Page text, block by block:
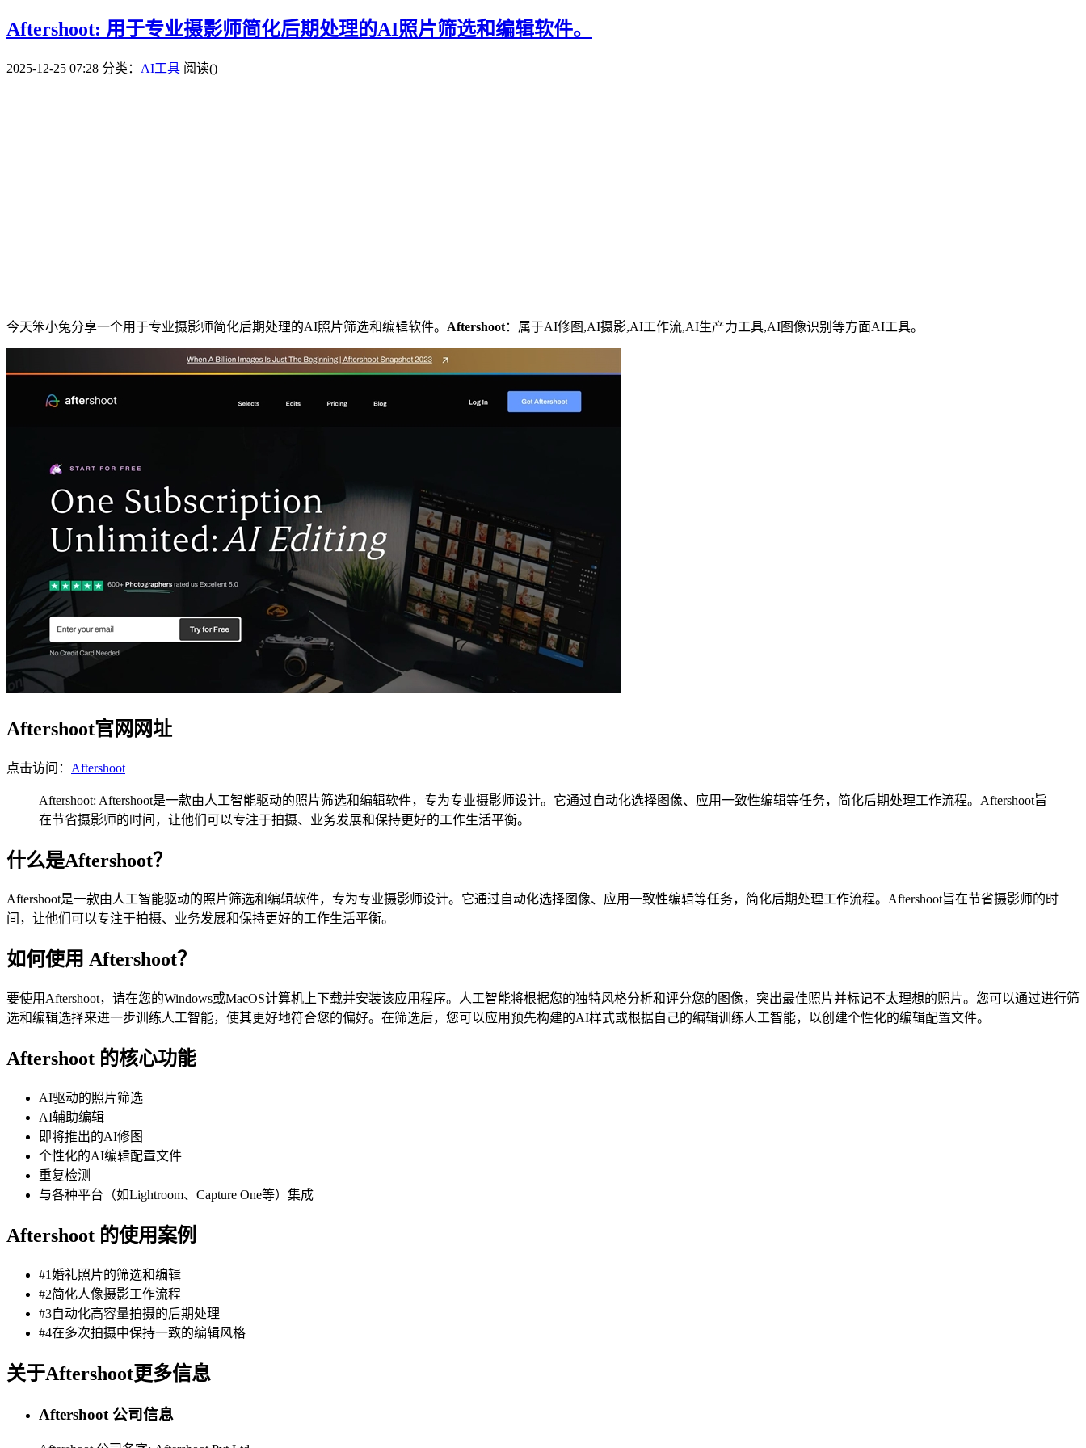
Aftershoot: 用于专业摄影师简化后期处理的AI照片筛选和编辑软件。
2025-12-25 07:28 分类： AI工具 阅读()
今天笨小兔分享一个用于专业摄影师简化后期处理的AI照片筛选和编辑软件。 Aftershoot：属于AI修图,AI摄影,AI工作流,AI生产力工具,AI图像识别等方面AI工具。
Aftershoot官网网址
点击访问： Aftershoot
Aftershoot: Aftershoot是一款由人工智能驱动的照片筛选和编辑软件，专为专业摄影师设计。它通过自动化选择图像、应用一致性编辑等任务，简化后期处理工作流程。Aftershoot旨
在节省摄影师的时间，让他们可以专注于拍摄、业务发展和保持更好的工作生活平衡。
什么是Aftershoot？
Aftershoot是一款由人工智能驱动的照片筛选和编辑软件，专为专业摄影师设计。它通过自动化选择图像、应用一致性编辑等任务，简化后期处理工作流程。Aftershoot旨在节省摄影师的时
间，让他们可以专注于拍摄、业务发展和保持更好的工作生活平衡。
如何使用 Aftershoot？
要使用Aftershoot，请在您的Windows或MacOS计算机上下载并安装该应用程序。人工智能将根据您的独特风格分析和评分您的图像，突出最佳照片并标记不太理想的照片。您可以通过进行筛
选和编辑选择来进一步训练人工智能，使其更好地符合您的偏好。在筛选后，您可以应用预先构建的AI样式或根据自己的编辑训练人工智能，以创建个性化的编辑配置文件。
Aftershoot 的核心功能
AI驱动的照片筛选
AI辅助编辑
即将推出的AI修图
个性化的AI编辑配置文件
重复检测
与各种平台（如Lightroom、Capture One等）集成
Aftershoot 的使用案例
#1婚礼照片的筛选和编辑
#2简化人像摄影工作流程
#3自动化高容量拍摄的后期处理
#4在多次拍摄中保持一致的编辑风格
关于Aftershoot更多信息
Aftershoot 公司信息